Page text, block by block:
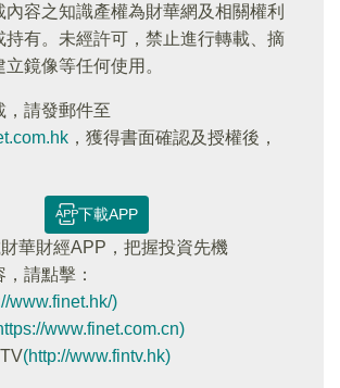
內容之知識產權為財華網及相關權利
持有。未經許可，禁止進行轉載、摘
鏡像等任何使用。
，請發郵件至
，獲得書面確認及授權後，
下載APP
華財經APP，把握投資先機
請點擊：
www.finet.hk/)
www.finet.com.cn)
(http://www.fintv.hk)